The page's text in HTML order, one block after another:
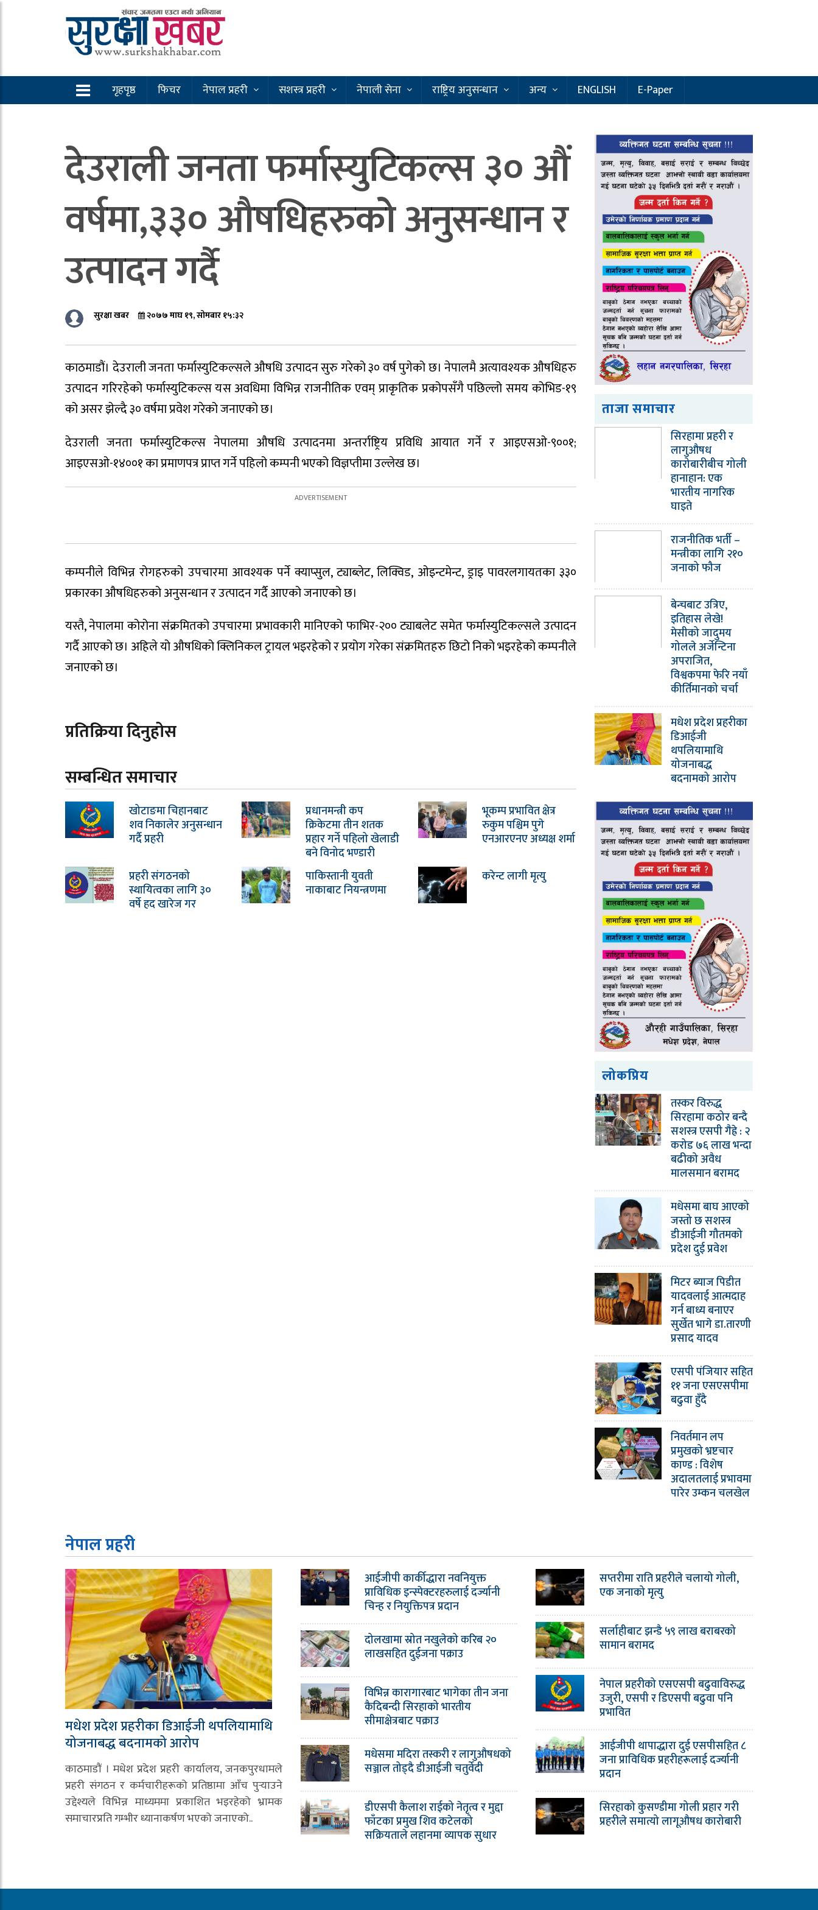
गृहपृष्ठ फिचर नेपाल प्रहरी सशस्त्र प्रहरी नेपाली सेना राष्ट्रिय अनुसन्धान अन्य ENGLISH E-Paper
देउराली जनता फर्मास्युटिकल्स ३० औं
वर्षमा,३३० औषधिहरुको अनुसन्धान र
उत्पादन गर्दै
सुरक्षा खबर २०७७ माघ १९, सोमबार १५:३२
काठमाडौं। देउराली जनता फर्मास्युटिकल्सले औषधि उत्पादन सुरु गरेको ३० वर्ष पुगेको छ। नेपालमै अत्यावश्यक ‌औषधिहरु
उत्पादन गरिरहेको फर्मास्युटिकल्स यस अवधिमा विभिन्न राजनीतिक एवम् प्राकृतिक प्रकोपसँगै पछिल्लो समय कोभिड-१९
को असर झेल्दै ३० वर्षमा प्रवेश गरेको जनाएको छ।
देउराली जनता फर्मास्युटिकल्स नेपालमा ‌औषधि उत्पादनमा अन्तर्राष्ट्रिय प्रविधि आयात गर्ने र आइएसओ-९००१;
आइएसओ-१४००१ का प्रमाणपत्र प्राप्त गर्ने पहिलो कम्पनी भएको विज्ञप्तीमा उल्लेख छ।
कम्पनीले विभिन्न रोगहरुको उपचारमा आवश्यक पर्ने क्याप्सुल, ट्याब्लेट, लिक्विड, ओइन्टमेन्ट, ड्राइ पावरलगायतका ३३०
प्रकारका औषधिहरुको अनुसन्धान र उत्पादन गर्दै आएको जनाएको छ।
यस्तै, नेपालमा कोरोना संक्रमितको उपचारमा प्रभावकारी मानिएको फाभिर-२०० ट्याबलेट समेत फर्मास्युटिकल्सले उत्पादन
गर्दै आएको छ। अहिले यो औषधिको क्लिनिकल ट्रायल भइरहेको र प्रयोग गरेका संक्रमितहरु छिटो निको भइरहेको कम्पनीले
जनाएको छ।
प्रतिक्रिया दिनुहोस
सम्बन्धित समाचार
खोटाङमा चिहानबाट
शव निकालेर अनुसन्धान
गर्दै प्रहरी
प्रधानमन्त्री कप
क्रिकेटमा तीन शतक
प्रहार गर्ने पहिलो खेलाडी
बने विनोद भण्डारी
भूकम्प प्रभावित क्षेत्र
रुकुम पश्चिम पुगे
एनआरएनए अध्यक्ष शर्मा
प्रहरी संगठनको
स्थायित्वका लागि ३०
वर्षे हद खारेज गर
पाकिस्तानी युवती
नाकाबाट नियन्त्रणमा
करेन्ट लागी मृत्यु
ताजा समाचार
सिरहामा प्रहरी र
लागुऔषध
कारोबारीबीच गोली
हानाहान: एक
भारतीय नागरिक
घाइते
राजनीतिक भर्ती –
मन्त्रीका लागि २१०
जनाको फौज
बेन्चबाट उत्रिए,
इतिहास लेखे!
मेसीको जादुमय
गोलले अर्जेन्टिना
अपराजित,
विश्वकपमा फेरि नयाँ
कीर्तिमानको चर्चा
मधेश प्रदेश प्रहरीका
डिआईजी
थपलियामाथि
योजनाबद्ध
बदनामको आरोप
लोकप्रिय
तस्कर विरुद्ध
सिरहामा कठोर बन्दै
सशस्त्र एसपी गैह्रे : २
करोड ७६ लाख भन्दा
बढीको अवैध
मालसमान बरामद
मधेसमा बाघ आएको
जस्तो छ सशस्त्र
डीआईजी गौतमको
प्रदेश दुई प्रवेश
मिटर ब्याज पिडीत
यादवलाई आत्मदाह
गर्न बाध्य बनाएर
सुर्खेत भागे डा.तारणी
प्रसाद यादव
एसपी पंजियार सहित
११ जना एसएसपीमा
बढुवा हुँदै
निवर्तमान लप
प्रमुखको भ्रष्टचार
काण्ड : विशेष
अदालतलाई प्रभावमा
पारेर उम्कन चलखेल
नेपाल प्रहरी
मधेश प्रदेश प्रहरीका डिआईजी थपलियामाथि
योजनाबद्ध बदनामको आरोप
काठमाडौं । मधेश प्रदेश प्रहरी कार्यालय, जनकपुरधामले
प्रहरी संगठन र कर्मचारीहरूको प्रतिष्ठामा आँच पुर्‍याउने
उद्देश्यले विभिन्न माध्यममा प्रकाशित भइरहेको भ्रामक
समाचारप्रति गम्भीर ध्यानाकर्षण भएको जनाएको..
आईजीपी कार्कीद्धारा नवनियुक्त
प्राविधिक इन्स्पेक्टरहरुलाई दर्ज्यानी
चिन्ह र नियुक्तिपत्र प्रदान
दोलखामा स्रोत नखुलेको करिब २०
लाखसहित दुईजना पक्राउ
विभिन्न कारागारबाट भागेका तीन जना
कैदिबन्दी सिरहाको भारतीय
सीमाक्षेत्रबाट पक्राउ
मधेसमा मदिरा तस्करी र लागुऔषधको
सञ्जाल तोड्दै डीआईजी चतुर्वेदी
डीएसपी कैलाश राईको नेतृत्व र मुद्दा
फाँटका प्रमुख शिव कटेलको
सक्रियताले लहानमा व्यापक सुधार
सप्तरीमा राति प्रहरीले चलायो गोली,
एक जनाको मृत्यु
सर्लाहीबाट झन्डै ५९ लाख बराबरको
सामान बरामद
नेपाल प्रहरीको एसएसपी बढुवाविरुद्ध
उजुरी, एसपी र डिएसपी बढुवा पनि
प्रभावित
आईजीपी थापाद्धारा दुई एसपीसहित ८
जना प्राविधिक प्रहरीहरूलाई दर्ज्यानी
प्रदान
सिरहाको कुसण्डीमा गोली प्रहार गरी
प्रहरीले समात्यो लागूऔषध कारोबारी